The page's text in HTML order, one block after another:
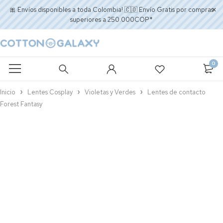
🎀 Envíos disponibles a toda Colombia! 🇨🇴 Envío Gratis por compras
superiores a 250.000COP*
0
Inicio Lentes Cosplay Violetas y Verdes
Lentes de contacto
Forest Fantasy